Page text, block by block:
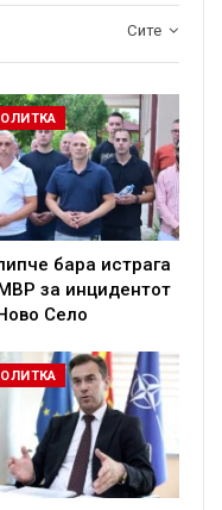
Сите
бара истрага
за инцидентот
Село